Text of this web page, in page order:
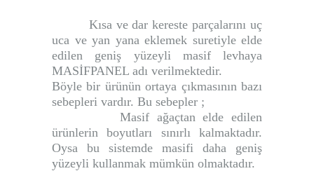
Kısa ve dar kereste parçalarını uç
uca ve yan yana eklemek suretiyle elde
edilen geniş yüzeyli masif levhaya
MASİFPANEL adı verilmektedir.
Böyle bir ürünün ortaya çıkmasının bazı
sebepleri vardır. Bu sebepler ;
Masif ağaçtan elde edilen
ürünlerin boyutları sınırlı kalmaktadır.
Oysa bu sistemde masifi daha geniş
yüzeyli kullanmak mümkün olmaktadır.